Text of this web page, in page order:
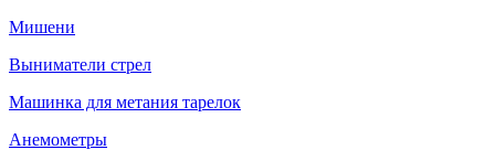
Мишени
Выниматели стрел
Машинка для метания тарелок
Анемометры